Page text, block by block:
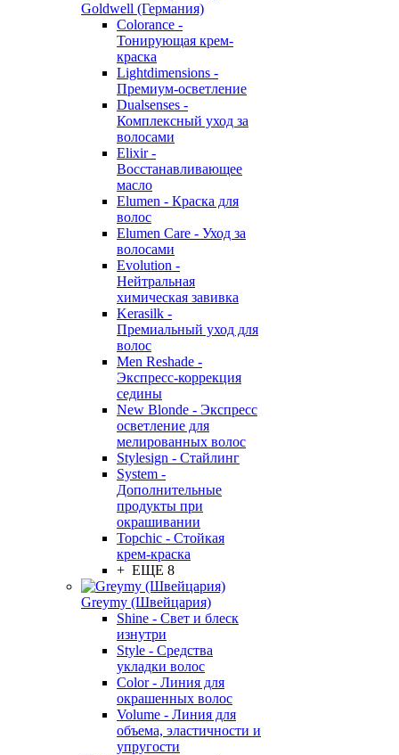
Goldwell (Германия)
Colorance -
Тонирующая крем-
краска
Lightdimensions -
Премиум-осветление
Dualsenses -
Комплексный уход за
волосами
Elixir -
Восстанавливающее
масло
Elumen - Краска для
волос
Elumen Care - Уход за
волосами
Evolution -
Нейтральная
химическая завивка
Kerasilk -
Премиальный уход для
волос
Men Reshade -
Экспресс-коррекция
седины
New Blonde - Экспресс
осветление для
мелированных волос
Stylesign - Стайлинг
System -
Дополнительные
продукты при
окрашивании
Topchic - Стойкая
крем-краска
+ ЕЩЕ 8
Greymy (Швейцария)
Shine - Свет и блеск
изнутри
Style - Средства
укладки волос
Color - Линия для
окрашенных волос
Volume - Линия для
объема, эластичности и
упругости